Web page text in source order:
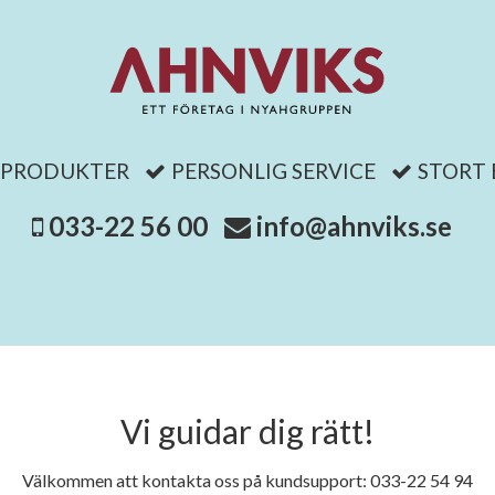
PERSONLIG SERVICE STORT
033-22 56 00 info@ahnviks.se
Vi guidar dig rätt!
Välkommen att kontakta oss på kundsupport: 033-22 54 94